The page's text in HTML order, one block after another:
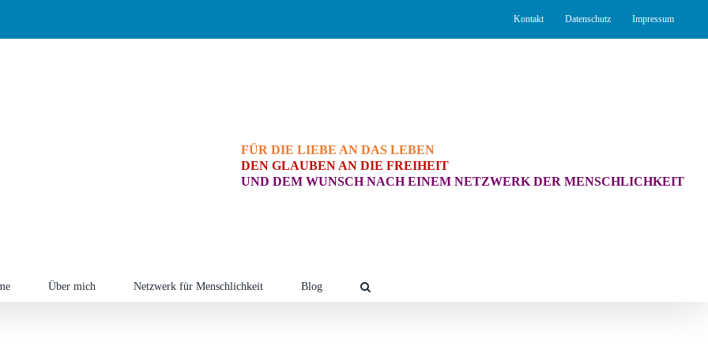
Kontakt Datenschutz Impressum
FÜR DIE LIEBE AN DAS LEBEN
DEN GLAUBEN AN DIE FREIHEIT
UND DEM WUNSCH NACH EINEM NETZWERK DER MENSCHLICHKEIT
Über mich Netzwerk für Menschlichkeit Blog